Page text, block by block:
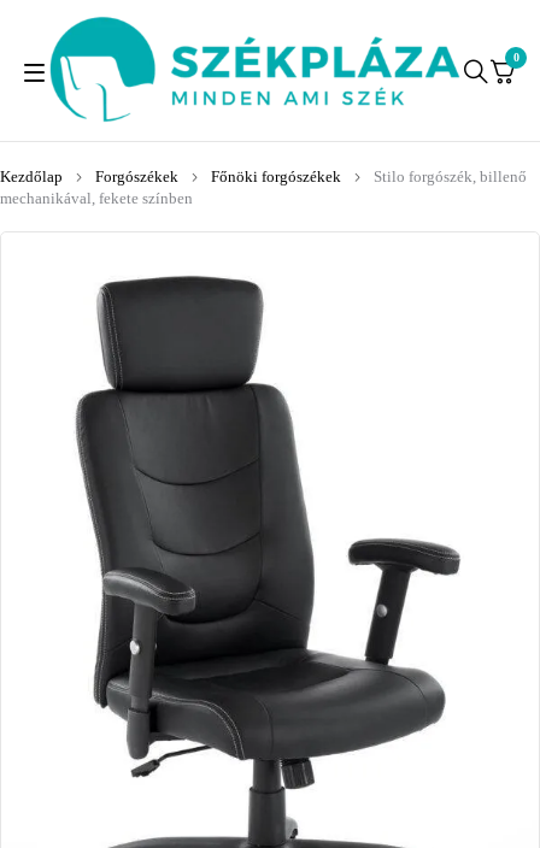
0
Kezdőlap Forgószékek Főnöki forgószékek
Stilo forgószék, billenő
mechanikával, fekete színben